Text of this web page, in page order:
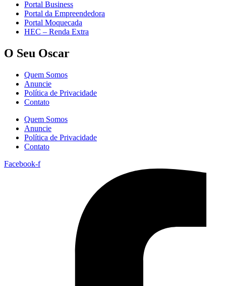
Portal Business
Portal da Empreendedora
Portal Moquecada
HEC – Renda Extra
O Seu Oscar
Quem Somos
Anuncie
Política de Privacidade
Contato
Quem Somos
Anuncie
Política de Privacidade
Contato
Facebook-f